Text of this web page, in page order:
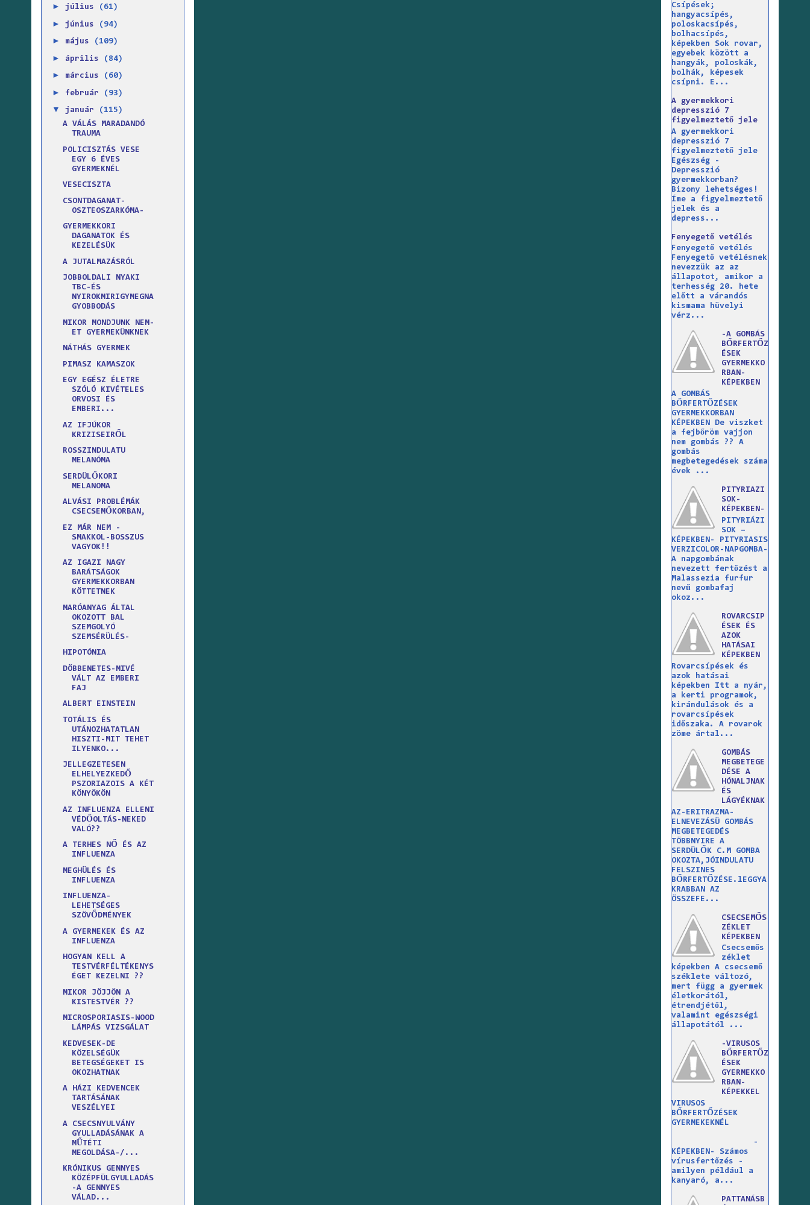
► július (61)
► június (94)
► május (109)
► április (84)
► március (60)
► február (93)
▼ január
(115)
A VÁLÁS MARADANDÓ
TRAUMA
POLICISZTÁS VESE
EGY 6 ÉVES
GYERMEKNÉL
VESECISZTA
CSONTDAGANAT-
OSZTEOSZARKÓMA-
GYERMEKKORI
DAGANATOK ÉS
KEZELÉSÜK
A JUTALMAZÁSRÓL
JOBBOLDALI NYAKI
TBC-ÉS
NYIROKMIRIGYMEGNA
GYOBBODÁS
MIKOR MONDJUNK NEM-
ET GYERMEKÜNKNEK
NÁTHÁS GYERMEK
PIMASZ KAMASZOK
EGY EGÉSZ ÉLETRE
SZÓLÓ KIVÉTELES
ORVOSI ÉS
EMBERI...
AZ IFJÚKOR
KRIZISEIRŐL
ROSSZINDULATU
MELANÓMA
SERDÜLŐKORI
MELANOMA
ALVÁSI PROBLÉMÁK
CSECSEMŐKORBAN,
EZ MÁR NEM -
SMAKKOL-BOSSZUS
VAGYOK!!
AZ IGAZI NAGY
BARÁTSÁGOK
GYERMEKKORBAN
KÖTTETNEK
MARÓANYAG ÁLTAL
OKOZOTT BAL
SZEMGOLYÓ
SZEMSÉRÜLÉS-
HIPOTÓNIA
DÖBBENETES-MIVÉ
VÁLT AZ EMBERI
FAJ
ALBERT EINSTEIN
TOTÁLIS ÉS
UTÁNOZHATATLAN
HISZTI-MIT TEHET
ILYENKO...
JELLEGZETESEN
ELHELYEZKEDŐ
PSZORIAZOIS A KÉT
KÖNYÖKÖN
AZ INFLUENZA ELLENI
VÉDŐOLTÁS-NEKED
VALÓ??
A TERHES NŐ ÉS AZ
INFLUENZA
MEGHÜLÉS ÉS
INFLUENZA
INFLUENZA-
LEHETSÉGES
SZÖVŐDMÉNYEK
A GYERMEKEK ÉS AZ
INFLUENZA
HOGYAN KELL A
TESTVÉRFÉLTÉKENYS
ÉGET KEZELNI ??
MIKOR JÖJJÖN A
KISTESTVÉR ??
MICROSPORIASIS-WOOD
LÁMPÁS VIZSGÁLAT
KEDVESEK-DE
KÖZELSÉGÜK
BETEGSÉGEKET IS
OKOZHATNAK
A HÁZI KEDVENCEK
TARTÁSÁNAK
VESZÉLYEI
A CSECSNYULVÁNY
GYULLADÁSÁNAK A
MŰTÉTI
MEGOLDÁSA-/...
KRÓNIKUS GENNYES
KÖZÉPFÜLGYULLADÁS
-A GENNYES
VÁLAD...
Csípések;
hangyacsípés,
poloskacsípés,
bolhacsípés,
képekben Sok rovar,
egyebek között a
hangyák, poloskák,
bolhák, képesek
csípni. E...
A gyermekkori
depresszió 7
figyelmeztető jele
A gyermekkori
depresszió 7
figyelmeztető jele
Egészség -
Depresszió
gyermekkorban?
Bizony lehetséges!
Íme a figyelmeztető
jelek és a
depress...
Fenyegető vetélés
Fenyegető vetélés
Fenyegető vetélésnek
nevezzük az az
állapotot, amikor a
terhesség 20. hete
előtt a várandós
kismama hüvelyi
vérz...
-A GOMBÁS
BŐRFERTŐZ
ÉSEK
GYERMEKKO
RBAN-
KÉPEKBEN
A GOMBÁS
BŐRFERTŐZÉSEK
GYERMEKKORBAN
KÉPEKBEN De viszket
a fejbőröm vajjon
nem gombás ?? A
gombás
megbetegedések száma
évek ...
PITYRIAZI
SOK-
KÉPEKBEN-
PITYRIÁZI
SOK –
KÉPEKBEN- PITYRIASIS
VERZICOLOR-NAPGOMBA-
A napgombának
nevezett fertőzést a
Malassezia furfur
nevű gombafaj
okoz...
ROVARCSIP
ÉSEK ÉS
AZOK
HATÁSAI
KÉPEKBEN
Rovarcsípések és
azok hatásai
képekben Itt a nyár,
a kerti programok,
kirándulások és a
rovarcsípések
időszaka. A rovarok
zöme ártal...
GOMBÁS
MEGBETEGE
DÉSE A
HÓNALJNAK
ÉS
LÁGYÉKNAK
AZ-ERITRAZMA-
ELNEVEZÁSÜ GOMBÁS
MEGBETEGEDÉS
TÖBBNYIRE A
SERDÜLŐK C.M GOMBA
OKOZTA,JÓINDULATU
FELSZINES
BŐRFERTŐZÉSE.lEGGYA
KRABBAN AZ
ÖSSZEFE...
CSECSEMŐS
ZÉKLET
KÉPEKBEN
Csecsemős
zéklet
képekben A csecsemő
széklete változó,
mert függ a gyermek
életkorától,
étrendjétől,
valamint egészségi
állapotától ...
-VIRUSOS
BŐRFERTŐZ
ÉSEK
GYERMEKKO
RBAN-
KÉPEKKEL
VIRUSOS
BŐRFERTŐZÉSEK
GYERMEKEKNÉL
-
KÉPEKBEN- Számos
vírusfertőzés -
amilyen például a
kanyaró, a...
PATTANÁSB